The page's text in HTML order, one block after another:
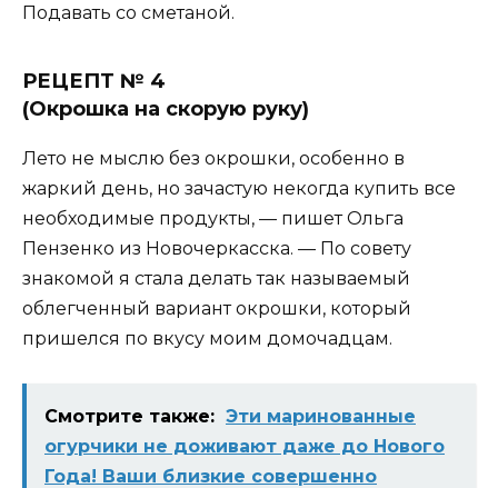
Подавать со сметаной.
РЕЦЕПТ № 4
(Окрошка на скорую руку)
Лето не мыслю без окрошки, особенно в
жаркий день, но зачастую некогда купить все
необходимые продукты, — пишет Ольга
Пензенко из Новочеркасска. — По совету
знакомой я стала делать так называемый
облегченный вариант окрошки, который
пришелся по вкусу моим домочадцам.
Смотрите также: Эти маринованные
огурчики не доживают даже до Нового
Года! Ваши близкие совершенно